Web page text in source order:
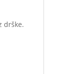
drške.